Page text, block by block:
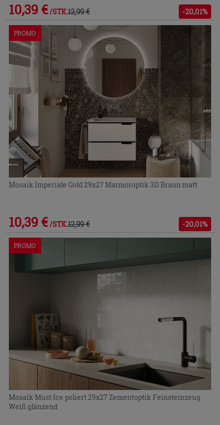
10,39 € /STK.12,99 € -20,01%
PROMO
Mosaik Imperiale Gold 29x27 Marmoroptik 3D Braun matt
10,39 € /STK.12,99 € -20,01%
PROMO
Mosaik Must Ice poliert 29x27 Zementoptik Feinsteinzeug
Weiß glänzend